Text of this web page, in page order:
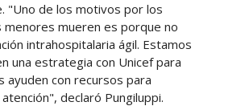
"Uno de los motivos por los
menores mueren es porque no
intrahospitalaria ágil. Estamos
una estrategia con Unicef para
ayuden con recursos para
declaró Pungiluppi.